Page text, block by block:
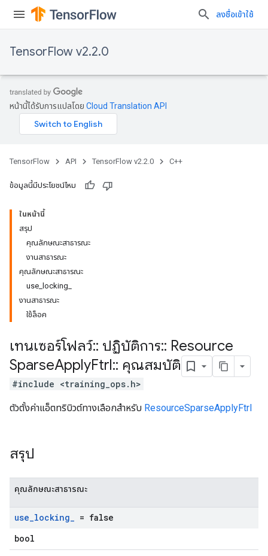
ลงชื่อเข้าใช้
TensorFlow v2.2.0
หน้านี้ได้รับการแปลโดย Cloud Translation API
TensorFlow API TensorFlow v2.2.0 C++
ข้อมูลนี้มีประโยชน์ไหม
ในหน้านี้
สรุป
คุณลักษณะสาธารณะ
งานสาธารณะ
คุณลักษณะสาธารณะ
use_locking_
งานสาธารณะ
ใช้ล็อค
เทนเซอร์โฟลว์:: ปฏิบัติการ:: Resource
SparseApplyFtrl:: คุณสมบัติ
#include <training_ops.h>
ตัวตั้งค่าแอ็ตทริบิวต์ทางเลือกสำหรับ ResourceSparseApplyFtrl
สรุป
คุณลักษณะสาธารณะ
use_locking_ = false
bool